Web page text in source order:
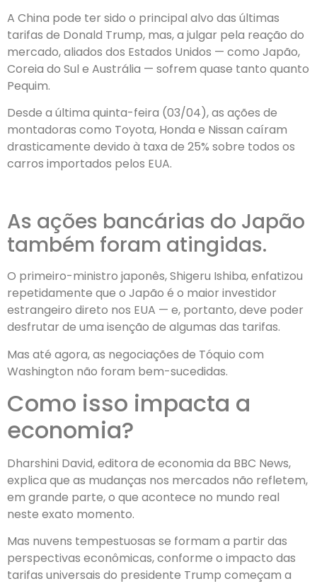
A China pode ter sido o principal alvo das últimas
tarifas de Donald Trump, mas, a julgar pela reação do
mercado, aliados dos Estados Unidos — como Japão,
Coreia do Sul e Austrália — sofrem quase tanto quanto
Pequim.
Desde a última quinta-feira (03/04), as ações de
montadoras como Toyota, Honda e Nissan caíram
drasticamente devido à taxa de 25% sobre todos os
carros importados pelos EUA.
As ações bancárias do Japão
também foram atingidas.
O primeiro-ministro japonês, Shigeru Ishiba, enfatizou
repetidamente que o Japão é o maior investidor
estrangeiro direto nos EUA — e, portanto, deve poder
desfrutar de uma isenção de algumas das tarifas.
Mas até agora, as negociações de Tóquio com
Washington não foram bem-sucedidas.
Como isso impacta a
economia?
Dharshini David, editora de economia da BBC News,
explica que as mudanças nos mercados não refletem,
em grande parte, o que acontece no mundo real
neste exato momento.
Mas nuvens tempestuosas se formam a partir das
perspectivas econômicas, conforme o impacto das
tarifas universais do presidente Trump começam a